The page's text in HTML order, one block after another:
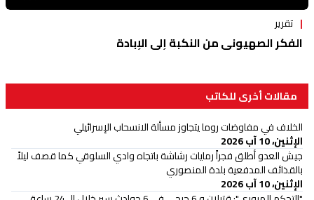
تقرير
الفكر الصهيوني من النكبة إلى الإبادة
مقالات أخرى للكاتب
الخلاف في مفاوضات روما يتجاوز مسألة الانسحاب الإسرائيلي
الإثنين، 10 آب 2026
جيش العدو أطلق فجراً رمايات رشاشة باتجاه وادي السلوقي كما قصف ليلاً
بالقذائف المدفعية بلدة المنصوري
الإثنين، 10 آب 2026